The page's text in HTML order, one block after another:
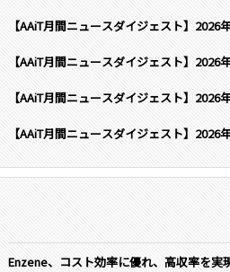
【AAiT月間ニュースダイジェスト】2026
【AAiT月間ニュースダイジェスト】2026
【AAiT月間ニュースダイジェスト】2026
【AAiT月間ニュースダイジェスト】2026
Enzene、コスト効率に優れ、高収率を